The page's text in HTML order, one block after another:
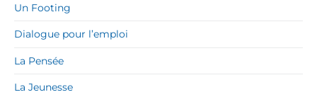
Un Footing
Dialogue pour l’emploi
La Pensée
La Jeunesse